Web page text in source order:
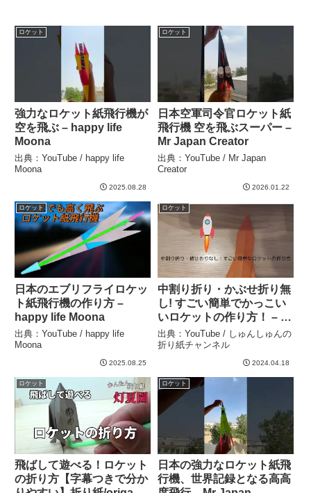
ロケット
強力なロケット紙飛行機が
空を飛ぶ – happy life
Moona
出典：YouTube / happy life
Moona
2025.08.28
ロケット
日本空軍司令官ロケット紙
飛行機 空を飛ぶスーパー –
Mr Japan Creator
出典：YouTube / Mr Japan
Creator
2026.01.22
ロケット
日本のエブリフライロケッ
ト紙飛行機の作り方 –
happy life Moona
出典：YouTube / happy life
Moona
2025.08.25
ロケット
中割り折り・かぶせ折り無
し! すごい簡単でかっこい
いロケットの作り方！ – し
ゅんしゅんの折り紙チャン
ネル
出典：YouTube / しゅんしゅんの
折り紙チャンネル
2024.04.18
ロケット
飛ばして遊べる！ロケット
の折り方【字幕つきで分か
ロケット
日本の強力なロケット紙飛
行機、世界記録となる高高